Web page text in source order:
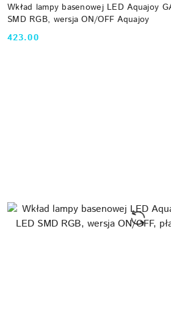
Wkład lampy basenowej LED Aquajoy
SMD RGB, wersja ON/OFF Aquajoy
Cena:
423.00